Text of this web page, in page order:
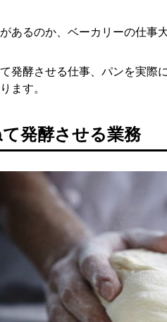
あるのか、ベーカリーの仕事
発酵させる仕事、パンを実際
ます。
発酵させる業務